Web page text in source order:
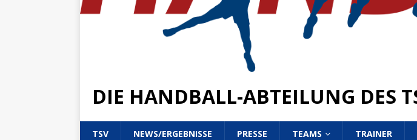
DIE HANDBALL-ABTEILUNG DES
TSV NEWS/ERGEBNISSE PRESSE TEAMS TRAINER